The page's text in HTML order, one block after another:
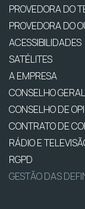
PROVEDORA DO
PROVEDORA DO
ACESSIBILIDADES
SATÉLITES
A EMPRESA
CONSELHO
CONSELHO DE
CONTRATO DE
RÁDIO E
RGPD
GESTÃO DAS